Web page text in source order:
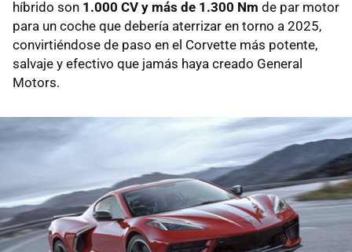
híbrido son 1.000 CV y más de 1.300 Nm de par motor
para un coche que debería aterrizar en torno a 2025,
convirtiéndose de paso en el Corvette más potente,
salvaje y efectivo que jamás haya creado General
Motors.